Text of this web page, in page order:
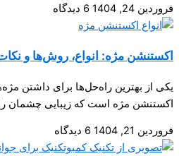
فروردین 24, 1404 6 دیدگاه
اکستنشن مژه: انواع، روش‌ها و
یکی از بهترین راه‌حل‌ها برای داشتن
اکستنشن مژه است که زیبایی چشمان
فروردین 21, 1404 6 دیدگاه